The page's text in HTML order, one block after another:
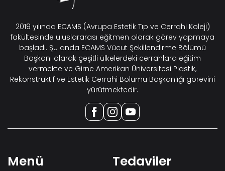
2019 yılında ECAMS (Avrupa Estetik Tıp ve Cerrahi Koleji)
fakültesinde uluslararası eğitmen olarak görev yapmaya
başladı. Şu anda ECAMS Vücut Şekillendirme Bölümü
Başkanı olarak çeşitli ülkelerdeki cerrahlara eğitim
vermekte ve Girne Amerikan Üniversitesi Plastik,
Rekonstrüktif ve Estetik Cerrahi Bölümü Başkanlığı görevini
yürütmektedir.
Menü Tedaviler